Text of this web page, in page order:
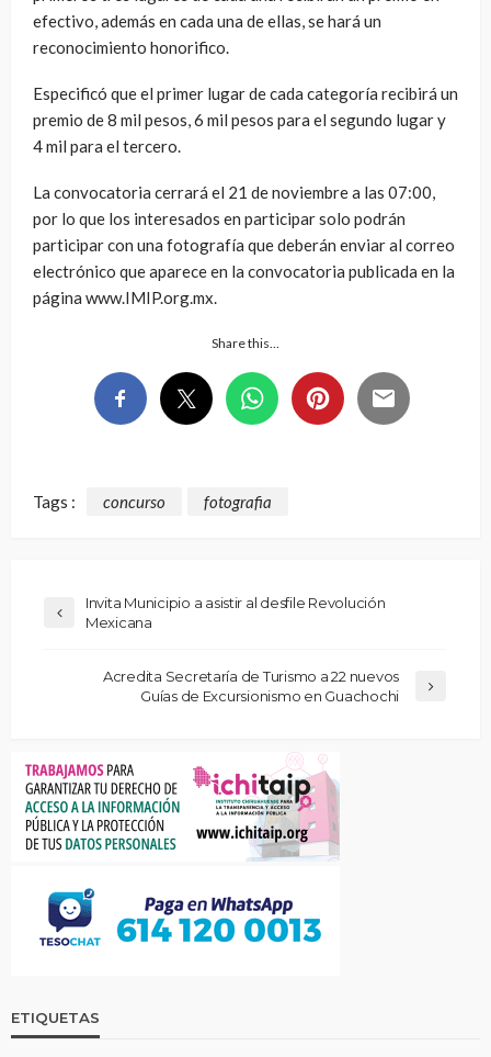
efectivo, además en cada una de ellas, se hará un
reconocimiento honorifico.
Especificó que el primer lugar de cada categoría recibirá un
premio de 8 mil pesos, 6 mil pesos para el segundo lugar y
4 mil para el tercero.
La convocatoria cerrará el 21 de noviembre a las 07:00,
por lo que los interesados en participar solo podrán
participar con una fotografía que deberán enviar al correo
electrónico que aparece en la convocatoria publicada en la
página www.IMIP.org.mx.
Share this…
Tags : concurso fotografia
Invita Municipio a asistir al desfile Revolución
Mexicana
Acredita Secretaría de Turismo a 22 nuevos
Guías de Excursionismo en Guachochi
ETIQUETAS